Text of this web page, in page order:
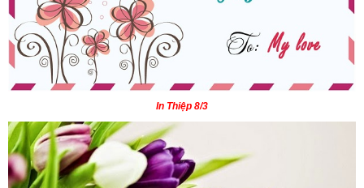
In Thiệp 8/3